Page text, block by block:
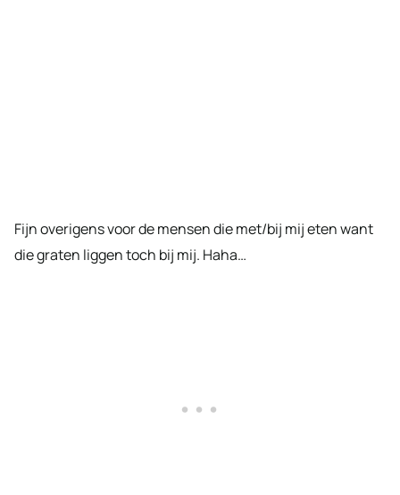
Fijn overigens voor de mensen die met/bij mij eten want
die graten liggen toch bij mij. Haha…